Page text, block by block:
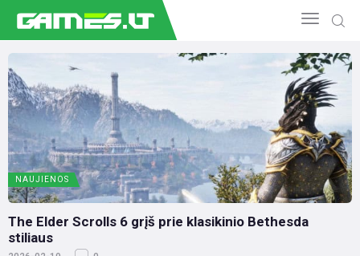
NAUJIENOS
GAMEDEV
ESPORTAS
GELEŽIS
VIDEO
APŽVALGOS
NAUJIENOS
The Elder Scrolls 6 grįš prie klasikinio Bethesda
stiliaus